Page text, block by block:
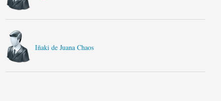
Iñaki de Juana Chaos